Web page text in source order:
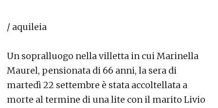
/ aquileia
Un sopralluogo nella villetta in cui Marinella
Maurel, pensionata di 66 anni, la sera di
martedì 22 settembre è stata accoltellata a
morte al termine di una lite con il marito Livio